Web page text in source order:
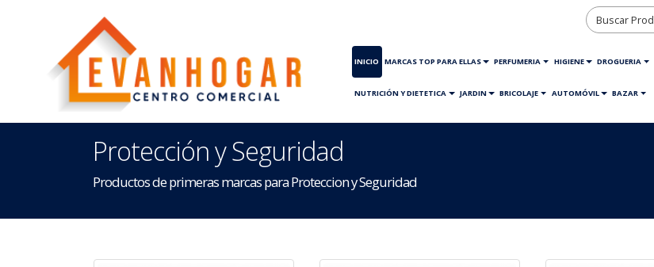
INICIO MARCAS TOP PARA ELLAS PERFUMERIA HIGIENE DROGUERIA
NUTRICIÓN Y DIETETICA JARDIN BRICOLAJE AUTOMÓVIL BAZAR
Protección y Seguridad
Productos de primeras marcas para Proteccion y Seguridad